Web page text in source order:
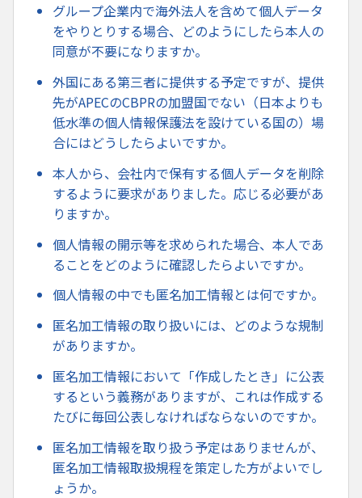
グループ企業内で海外法人を含めて個人データ
をやりとりする場合、どのようにしたら本人の
同意が不要になりますか。
外国にある第三者に提供する予定ですが、提供
先がAPECのCBPRの加盟国でない（日本よりも
低水準の個人情報保護法を設けている国の）場
合にはどうしたらよいですか。
本人から、会社内で保有する個人データを削除
するように要求がありました。応じる必要があ
りますか。
個人情報の開示等を求められた場合、本人であ
ることをどのように確認したらよいですか。
個人情報の中でも匿名加工情報とは何ですか。
匿名加工情報の取り扱いには、どのような規制
がありますか。
匿名加工情報において「作成したとき」に公表
するという義務がありますが、これは作成する
たびに毎回公表しなければならないのですか。
匿名加工情報を取り扱う予定はありませんが、
匿名加工情報取扱規程を策定した方がよいでし
ょうか。